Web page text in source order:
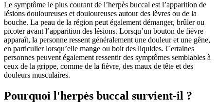
Le symptôme le plus courant de l’herpès buccal est l’apparition de
lésions douloureuses et douloureuses autour des lèvres ou de la
bouche. La peau de la région peut également démanger, brûler ou
picoter avant l’apparition des lésions. Lorsqu’un bouton de fièvre
apparaît, la personne ressent généralement une douleur et une gêne,
en particulier lorsqu’elle mange ou boit des liquides. Certaines
personnes peuvent également ressentir des symptômes semblables à
ceux de la grippe, comme de la fièvre, des maux de tête et des
douleurs musculaires.
Pourquoi l'herpès buccal survient-il ?